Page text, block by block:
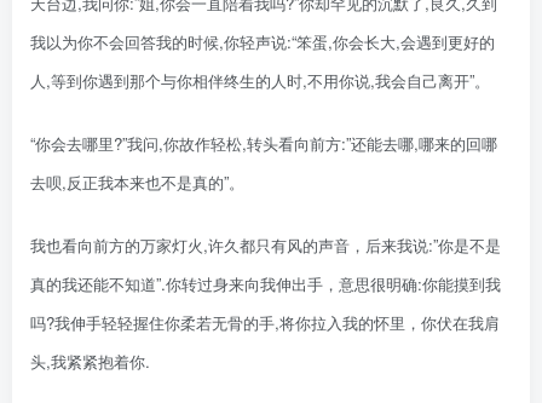
我以为你不会回答我的时候,你轻声说:“笨蛋,你会长大,会遇到更好的
人,等到你遇到那个与你相伴终生的人时,不用你说,我会自己离开”。
“你会去哪里?”我问,你故作轻松,转头看向前方:”还能去哪,哪来的回哪
去呗,反正我本来也不是真的”。
我也看向前方的万家灯火,许久都只有风的声音，后来我说:”你是不是
真的我还能不知道”.你转过身来向我伸出手，意思很明确:你能摸到我
吗?我伸手轻轻握住你柔若无骨的手,将你拉入我的怀里，你伏在我肩
头,我紧紧抱着你.